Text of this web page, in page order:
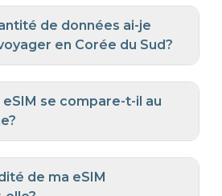
de données ai-je
en Corée du Sud?
se compare-t-il au
de ma eSIM